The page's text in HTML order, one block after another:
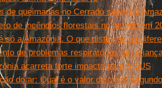
de queimadas no Cerrado superam
de incêndios florestais no mundo em
só a Amazônia. O que distingue os
de problemas respiratórios em
acarreta forte impacto para o SUS
do ar: Qual é o valor de cinco